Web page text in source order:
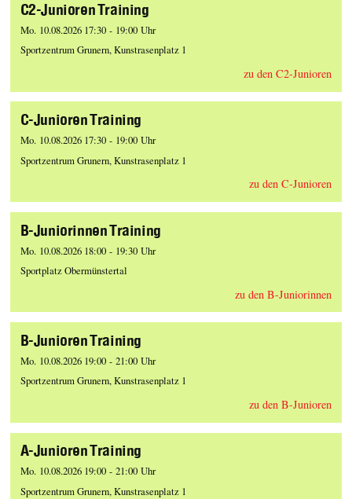
C2-Junioren Training
Mo. 10.08.2026 17:30 - 19:00 Uhr
Sportzentrum Grunern, Kunstrasenplatz 1
zu den C2-Junioren
C-Junioren Training
Mo. 10.08.2026 17:30 - 19:00 Uhr
Sportzentrum Grunern, Kunstrasenplatz 1
zu den C-Junioren
B-Juniorinnen Training
Mo. 10.08.2026 18:00 - 19:30 Uhr
Sportplatz Obermünstertal
zu den B-Juniorinnen
B-Junioren Training
Mo. 10.08.2026 19:00 - 21:00 Uhr
Sportzentrum Grunern, Kunstrasenplatz 1
zu den B-Junioren
A-Junioren Training
Mo. 10.08.2026 19:00 - 21:00 Uhr
Sportzentrum Grunern, Kunstrasenplatz 1